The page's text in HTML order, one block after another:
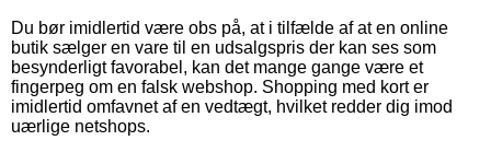
Du bør imidlertid være obs på, at i tilfælde af at en online
butik sælger en vare til en udsalgspris der kan ses som
besynderligt favorabel, kan det mange gange være et
fingerpeg om en falsk webshop. Shopping med kort er
imidlertid omfavnet af en vedtægt, hvilket redder dig imod
uærlige netshops.